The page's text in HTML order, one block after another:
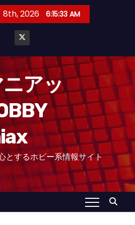
8th, 2026 6:15:34 AM
アッ
とするホビー系情報サイト